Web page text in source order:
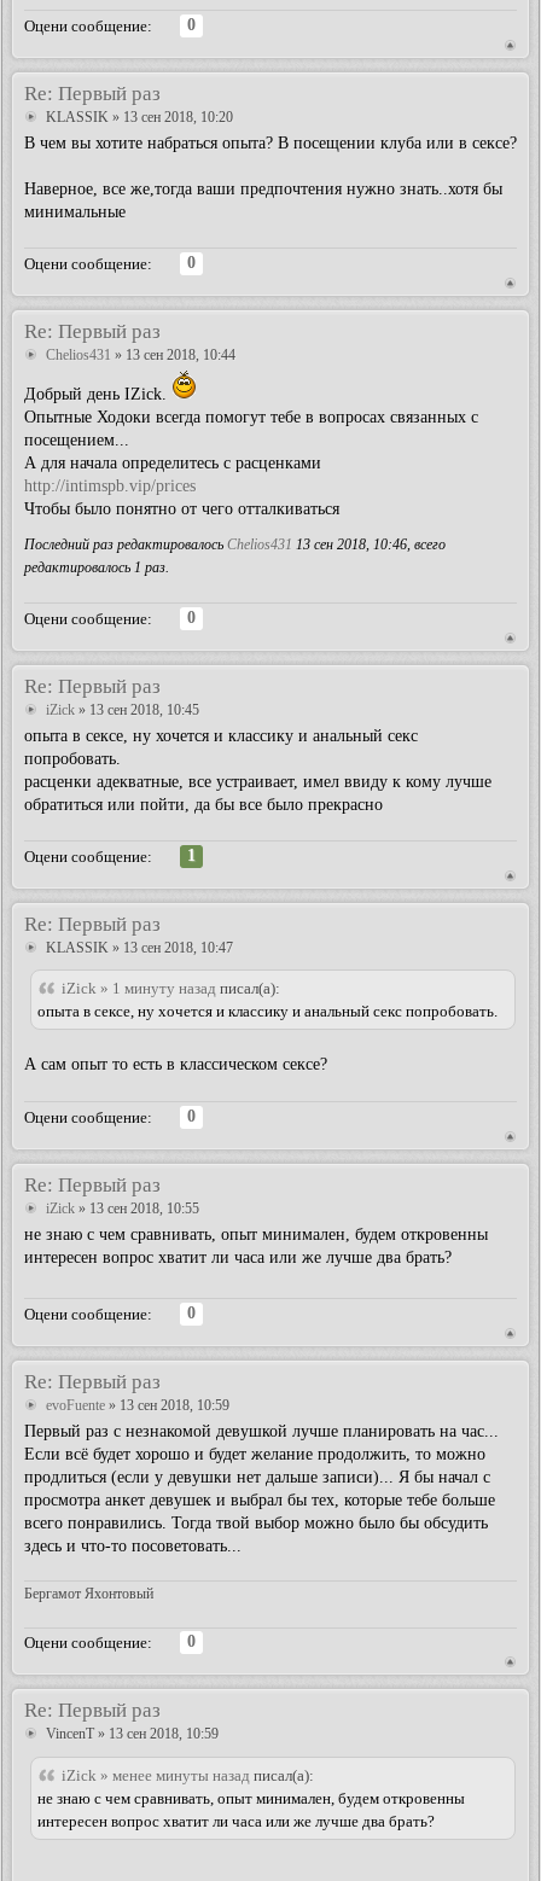
Оцени сообщение:
0
Re: Первый раз
KLASSIK » 13 сен 2018, 10:20
В чем вы хотите набраться опыта? В посещении клуба или в сексе?
Наверное, все же,тогда ваши предпочтения нужно знать..хотя бы
минимальные
Оцени сообщение:
0
Re: Первый раз
Chelios431 » 13 сен 2018, 10:44
Добрый день IZick.
Опытные Ходоки всегда помогут тебе в вопросах связанных с
посещением...
А для начала определитесь с расценками
http://intimspb.vip/prices
Чтобы было понятно от чего отталкиваться
Последний раз редактировалось Chelios431 13 сен 2018, 10:46, всего
редактировалось 1 раз.
Оцени сообщение:
0
Re: Первый раз
iZick » 13 сен 2018, 10:45
опыта в сексе, ну хочется и классику и анальный секс
попробовать.
расценки адекватные, все устраивает, имел ввиду к кому лучше
обратиться или пойти, да бы все было прекрасно
Оцени сообщение:
1
Re: Первый раз
KLASSIK » 13 сен 2018, 10:47
iZick » 1 минуту назад писал(а):
опыта в сексе, ну хочется и классику и анальный секс попробовать.
А сам опыт то есть в классическом сексе?
Оцени сообщение:
0
Re: Первый раз
iZick » 13 сен 2018, 10:55
не знаю с чем сравнивать, опыт минимален, будем откровенны
интересен вопрос хватит ли часа или же лучше два брать?
Оцени сообщение:
0
Re: Первый раз
evoFuente » 13 сен 2018, 10:59
Первый раз с незнакомой девушкой лучше планировать на час...
Если всё будет хорошо и будет желание продолжить, то можно
продлиться (если у девушки нет дальше записи)... Я бы начал с
просмотра анкет девушек и выбрал бы тех, которые тебе больше
всего понравились. Тогда твой выбор можно было бы обсудить
здесь и что-то посоветовать...
Бергамот Яхонтовый
Оцени сообщение:
0
Re: Первый раз
VincenT » 13 сен 2018, 10:59
iZick » менее минуты назад писал(а):
не знаю с чем сравнивать, опыт минимален, будем откровенны
интересен вопрос хватит ли часа или же лучше два брать?